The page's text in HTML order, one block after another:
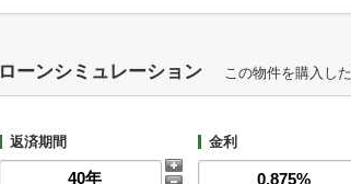
ローンシミュレーション この物件を購入し
返済期間 金利